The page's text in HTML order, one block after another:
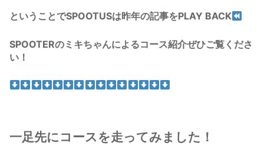
ということでSPOOTUSは昨年の記事をPLAY BACK
SPOOTERのミキちゃんによるコース紹介ぜひご覧くださ
い！
一足先にコースを走ってみました！